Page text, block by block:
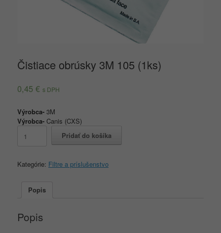
Čistiace obrúsky 3M 105 (1ks)
0,45 € s DPH
Výrobca- 3M
Výrobca- Canis (CXS)
Čistiace
105
Pridať do košíka
Kategórie: Filtre a príslušenstvo
Popis
Popis